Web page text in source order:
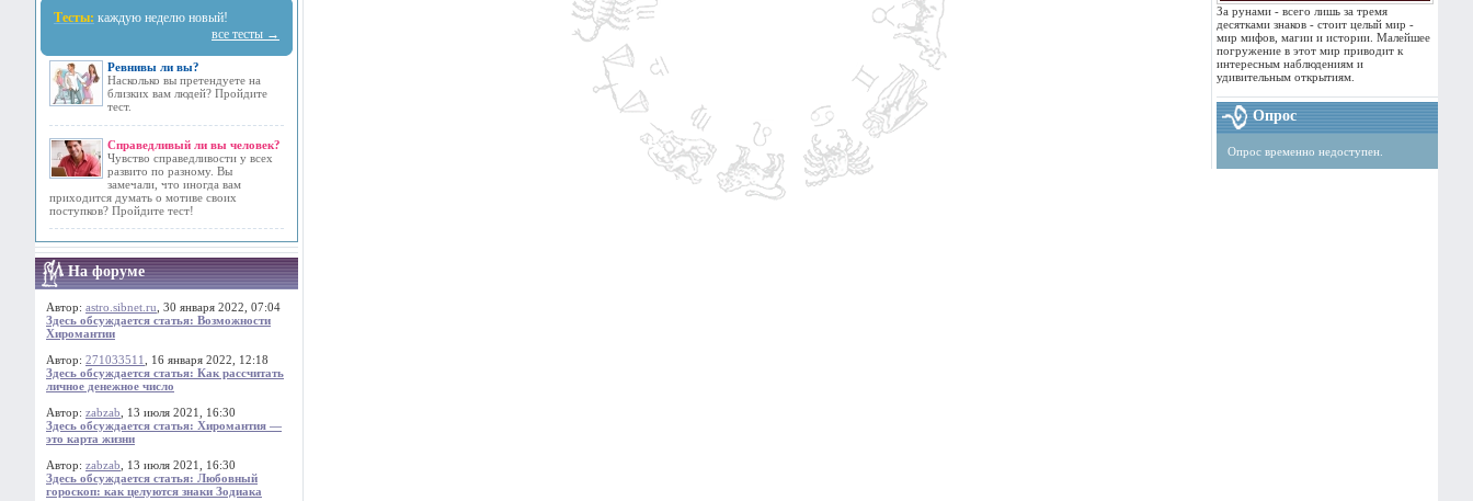
Тесты: каждую неделю новый!
все тесты →
Ревнивы ли вы?
Насколько вы претендуете на
близких вам людей? Пройдите
тест.
Справедливый ли вы человек?
Чувство справедливости у всех
развито по разному. Вы
замечали, что иногда вам
приходится думать о мотиве своих
поступков? Пройдите тест!
На форуме
Автор: astro.sibnet.ru , 30 января 2022, 07:04
Здесь обсуждается статья: Возможности
Хиромантии
Автор: 271033511
, 16 января 2022, 12:18
Здесь обсуждается статья: Как рассчитать
личное денежное число
Автор: zabzab , 13 июля 2021, 16:30
Здесь обсуждается статья: Хиромантия —
это карта жизни
Автор: zabzab , 13 июля 2021, 16:30
Здесь обсуждается статья: Любовный
гороскоп: как целуются знаки Зодиака
За рунами - всего лишь за тремя
десятками знаков - стоит целый мир -
мир мифов, магии и истории. Малейшее
погружение в этот мир приводит к
интересным наблюдениям и
удивительным открытиям.
Опрос
Опрос временно недоступен.